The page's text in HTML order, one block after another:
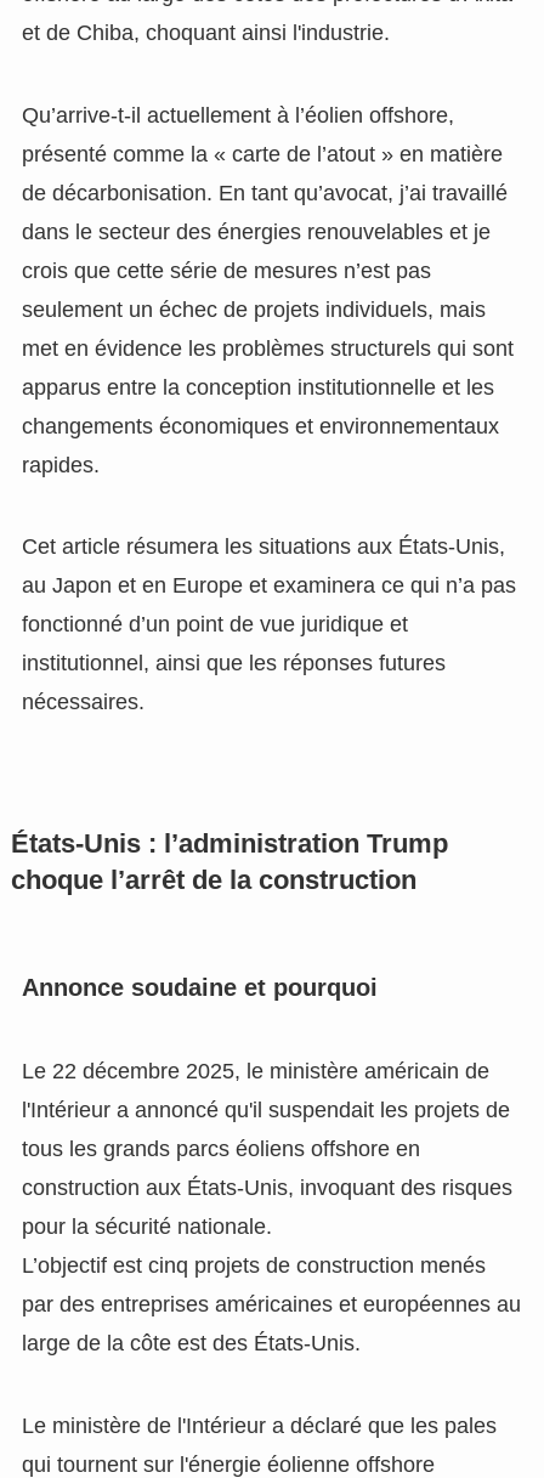
et de Chiba, choquant ainsi l'industrie.
Qu’arrive-t-il actuellement à l’éolien offshore,
présenté comme la « carte de l’atout » en matière
de décarbonisation. En tant qu’avocat, j’ai travaillé
dans le secteur des énergies renouvelables et je
crois que cette série de mesures n’est pas
seulement un échec de projets individuels, mais
met en évidence les problèmes structurels qui sont
apparus entre la conception institutionnelle et les
changements économiques et environnementaux
rapides.
Cet article résumera les situations aux États-Unis,
au Japon et en Europe et examinera ce qui n’a pas
fonctionné d’un point de vue juridique et
institutionnel, ainsi que les réponses futures
nécessaires.
États-Unis : l’administration Trump
choque l’arrêt de la construction
Annonce soudaine et pourquoi
Le 22 décembre 2025, le ministère américain de
l'Intérieur a annoncé qu'il suspendait les projets de
tous les grands parcs éoliens offshore en
construction aux États-Unis, invoquant des risques
pour la sécurité nationale.
L’objectif est cinq projets de construction menés
par des entreprises américaines et européennes au
large de la côte est des États-Unis.
Le ministère de l'Intérieur a déclaré que les pales
qui tournent sur l'énergie éolienne offshore